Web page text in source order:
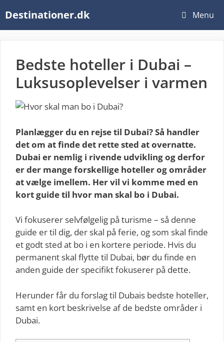
til
indhold
Destinationer.dk Menu
Bedste hoteller i Dubai –
Luksusoplevelser i varmen
Planlægger du en rejse til Dubai? Så handler
det om at finde det rette sted at overnatte.
Dubai er nemlig i rivende udvikling og derfor
er der mange forskellige hoteller og områder
at vælge imellem. Her vil vi komme med en
kort guide til hvor man skal bo i Dubai.
Vi fokuserer selvfølgelig på turisme – så denne
guide er til dig, der skal på ferie, og som skal finde
et godt sted at bo i en kortere periode. Hvis du
permanent skal flytte til Dubai, bør du finde en
anden guide der specifikt fokuserer på dette.
Herunder får du forslag til Dubais bedste hoteller,
samt en kort beskrivelse af de bedste områder i
Dubai.